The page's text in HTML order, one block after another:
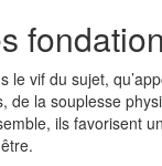
le vif du sujet,
de la souplesse
ils favorisent